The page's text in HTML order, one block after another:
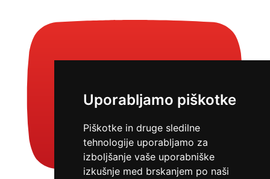
Uporabljamo piškotke
Piškotke in druge sledilne
tehnologije uporabljamo za
izboljšanje vaše uporabniške
izkušnje med brskanjem po naši